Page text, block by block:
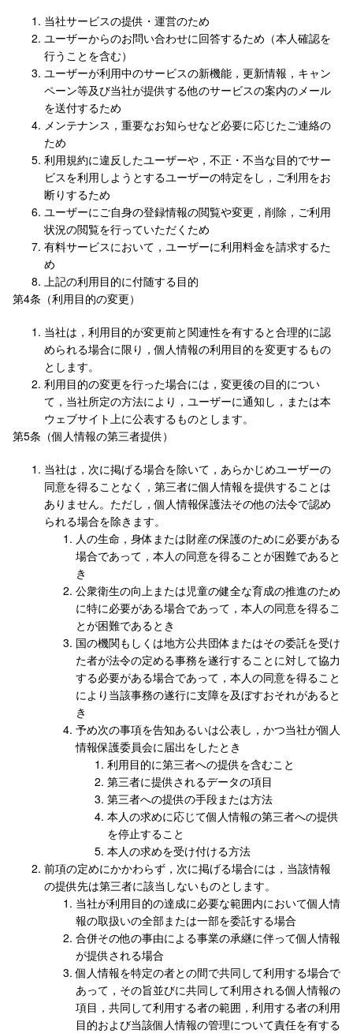
当社サービスの提供・運営のため
ユーザーからのお問い合わせに回答するため（本人確認を
行うことを含む）
ユーザーが利用中のサービスの新機能，更新情報，キャン
ペーン等及び当社が提供する他のサービスの案内のメール
を送付するため
メンテナンス，重要なお知らせなど必要に応じたご連絡の
ため
利用規約に違反したユーザーや，不正・不当な目的でサー
ビスを利用しようとするユーザーの特定をし，ご利用をお
断りするため
ユーザーにご自身の登録情報の閲覧や変更，削除，ご利用
状況の閲覧を行っていただくため
有料サービスにおいて，ユーザーに利用料金を請求するた
め
上記の利用目的に付随する目的
第4条（利用目的の変更）
当社は，利用目的が変更前と関連性を有すると合理的に認
められる場合に限り，個人情報の利用目的を変更するもの
とします。
利用目的の変更を行った場合には，変更後の目的につい
て，当社所定の方法により，ユーザーに通知し，または本
ウェブサイト上に公表するものとします。
第5条（個人情報の第三者提供）
当社は，次に掲げる場合を除いて，あらかじめユーザーの
同意を得ることなく，第三者に個人情報を提供することは
ありません。ただし，個人情報保護法その他の法令で認め
られる場合を除きます。
人の生命，身体または財産の保護のために必要がある
場合であって，本人の同意を得ることが困難であると
き
公衆衛生の向上または児童の健全な育成の推進のため
に特に必要がある場合であって，本人の同意を得るこ
とが困難であるとき
国の機関もしくは地方公共団体またはその委託を受け
た者が法令の定める事務を遂行することに対して協力
する必要がある場合であって，本人の同意を得ること
により当該事務の遂行に支障を及ぼすおそれがあると
き
予め次の事項を告知あるいは公表し，かつ当社が個人
情報保護委員会に届出をしたとき
利用目的に第三者への提供を含むこと
第三者に提供されるデータの項目
第三者への提供の手段または方法
本人の求めに応じて個人情報の第三者への提供
を停止すること
本人の求めを受け付ける方法
前項の定めにかかわらず，次に掲げる場合には，当該情報
の提供先は第三者に該当しないものとします。
当社が利用目的の達成に必要な範囲内において個人情
報の取扱いの全部または一部を委託する場合
合併その他の事由による事業の承継に伴って個人情報
が提供される場合
個人情報を特定の者との間で共同して利用する場合で
あって，その旨並びに共同して利用される個人情報の
項目，共同して利用する者の範囲，利用する者の利用
目的および当該個人情報の管理について責任を有する